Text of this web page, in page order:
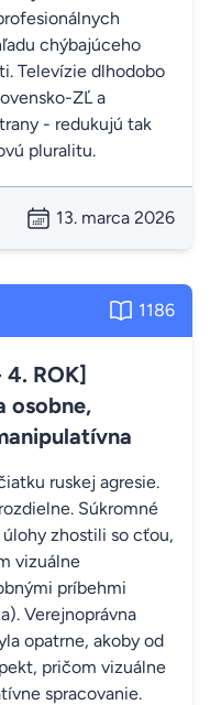
chýbajúceho
Televízie dlhodobo
ZĽ a
- redukujú tak
pluralitu.
13. marca 2026
1186
ROK]
osobne,
ruskej agresie.
Súkromné
zhostili so cťou,
vizuálne
príbehmi
Verejnoprávna
opatrne, akoby od
pričom vizuálne
spracovanie.